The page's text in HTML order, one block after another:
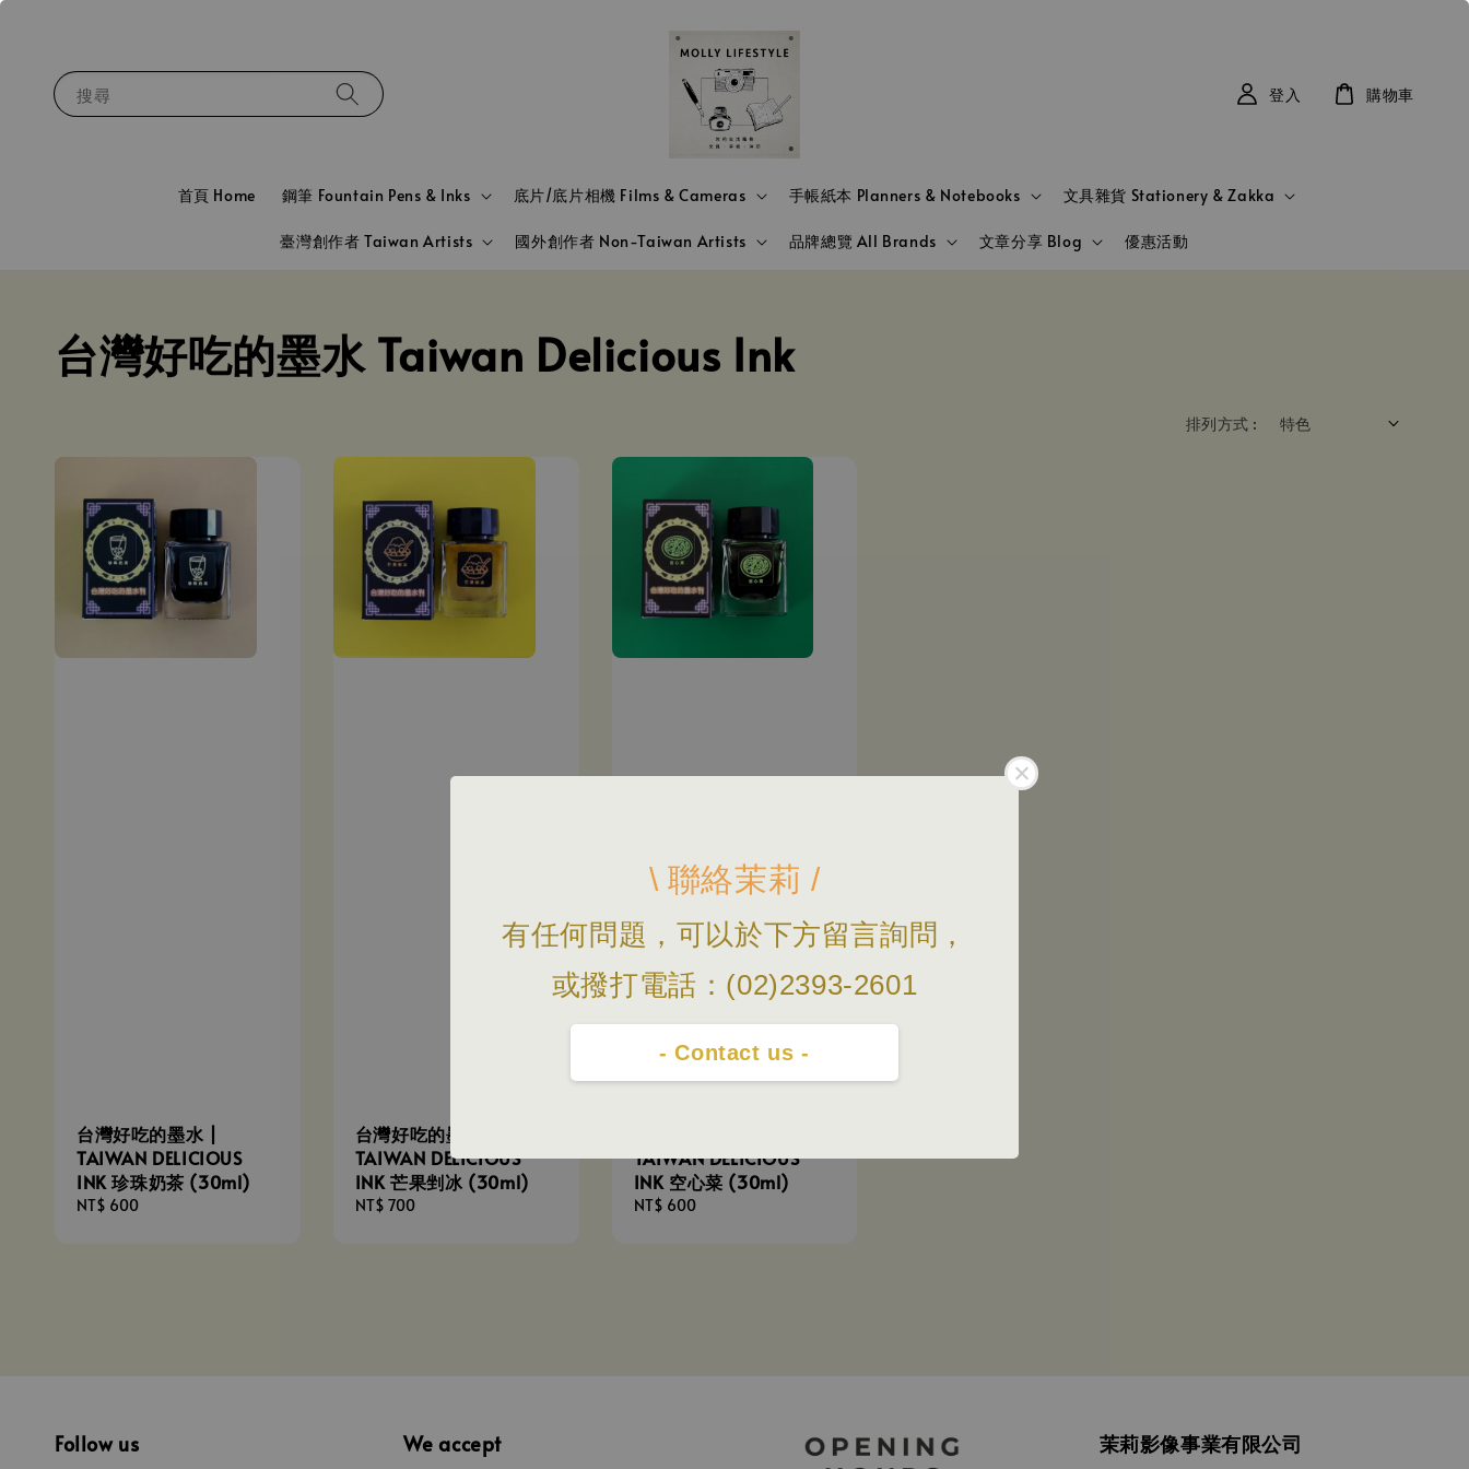
\ 聯絡茉莉 /
有任何問題，可以於下方留言詢問，
或撥打電話：(02)2393-2601
- Contact us -
搜尋
首頁 Home 鋼筆 Fountain Pens & Inks 底片/底片相機 Films & Cameras 手帳紙本 Planners & Notebooks 文具雜貨 Stationery & Zakka
臺灣創作者 Taiwan Artists 國外創作者 Non-Taiwan Artists 品牌總覽 All Brands 文章分享 Blog 優惠活動
登入 購物車
台灣好吃的墨水 Taiwan Delicious Ink
排列方式 :
台灣好吃的墨水 |
TAIWAN DELICIOUS
INK 珍珠奶茶 (30ml)
Regular
NT$ 600
台灣好吃的墨水 |
TAIWAN DELICIOUS
INK 芒果剉冰 (30ml)
Regular
NT$ 700
TAIWAN DELICIOUS
INK 空心菜 (30ml)
Regular
NT$ 600
Follow us We accept 茉莉影像事業有限公司